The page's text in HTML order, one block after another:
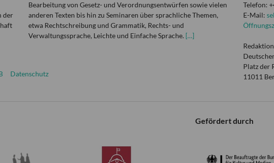
der
Bearbeitung von Gesetz- und Verordnungsentwürfen sowie vielen
anderen Texten bis hin zu Seminaren über sprachliche Themen,
etwa Rechtschreibung und Grammatik, Rechts- und
Verwaltungssprache, Leichte und Einfache Sprache. […]
Datenschutz
Telefon:
E-Mail:
Platz der
11011
Gefördert durch